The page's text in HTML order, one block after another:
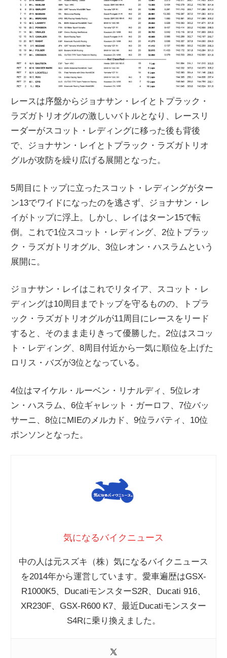
レースは序盤からジョナサン・レイとトプラック・
ラズガトリオグルの激しいバトルとなり、レースリ
ーダーがスコット・レディングに移った後も背後
で、ジョナサン・レイとトプラック・ラズガトリオ
グルが攻防を繰り広げる展開となった。
5周目にトップに立ったスコット・レディングがター
ン13でワイドになったのを逃さず、ジョナサン・レ
イがトップに浮上。しかし、レイはターン15で転
倒。これで1位スコット・レディング、2位トプラッ
ク・ラズガトリオグル、3位レオン・ハスラムという
展開に。
ジョナサン・レイはこれでリタイア、スコット・レ
ディングは10周目までトップを守るものの、トプラ
ック・ラズガトリオグルが11周目にレースをリード
すると、そのまま走りきって優勝した。2位はスコッ
ト・レディング、8周目付近から一気に順位を上げた
ロリス・バズが3位となっている。
4位はマイケル・ルーベン・リナルディ、5位レオ
ン・ハスラム、6位ギャレット・ガーロフ、7位バッ
サーニ、8位にMIEのメルカド、9位ラバティ、10位
ポンソンとなった。
気になるバイクニュース
中の人は元スズキ（株）気になるバイクニュース
を2014年から運営しています。愛車遍歴はGSX-
R1000K5、DucatiモンスターS2R、Ducati 916、
XR230F、GSX-R600 K7、最近Ducatiモンスター
S4Rに乗り換えました。